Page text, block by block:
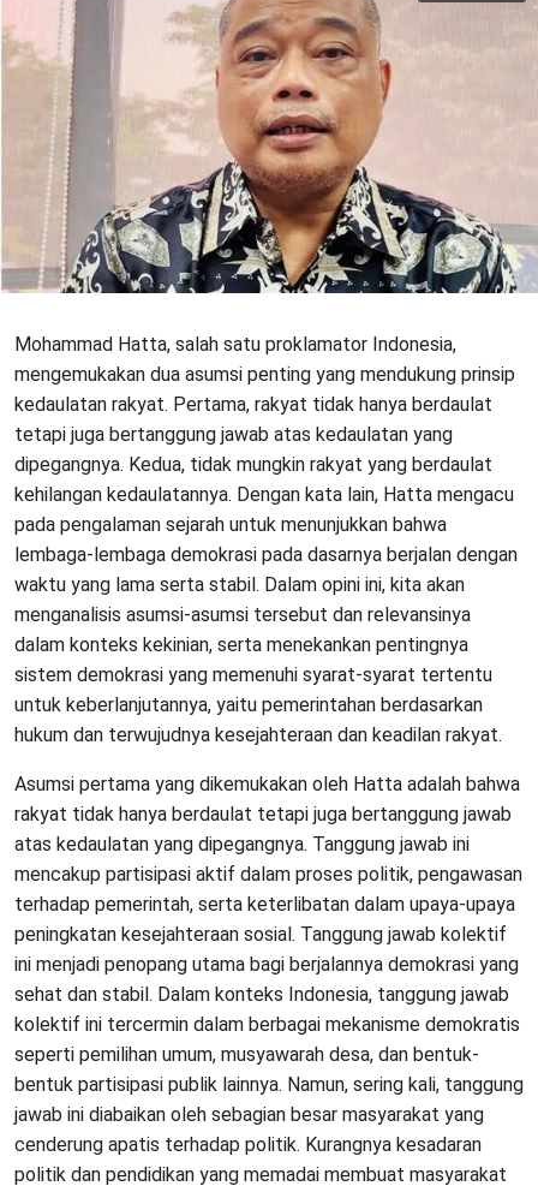
Mohammad Hatta, salah satu proklamator Indonesia,
mengemukakan dua asumsi penting yang mendukung prinsip
kedaulatan rakyat. Pertama, rakyat tidak hanya berdaulat
tetapi juga bertanggung jawab atas kedaulatan yang
dipegangnya. Kedua, tidak mungkin rakyat yang berdaulat
kehilangan kedaulatannya. Dengan kata lain, Hatta mengacu
pada pengalaman sejarah untuk menunjukkan bahwa
lembaga-lembaga demokrasi pada dasarnya berjalan dengan
waktu yang lama serta stabil. Dalam opini ini, kita akan
menganalisis asumsi-asumsi tersebut dan relevansinya
dalam konteks kekinian, serta menekankan pentingnya
sistem demokrasi yang memenuhi syarat-syarat tertentu
untuk keberlanjutannya, yaitu pemerintahan berdasarkan
hukum dan terwujudnya kesejahteraan dan keadilan rakyat.
Asumsi pertama yang dikemukakan oleh Hatta adalah bahwa
rakyat tidak hanya berdaulat tetapi juga bertanggung jawab
atas kedaulatan yang dipegangnya. Tanggung jawab ini
mencakup partisipasi aktif dalam proses politik, pengawasan
terhadap pemerintah, serta keterlibatan dalam upaya-upaya
peningkatan kesejahteraan sosial. Tanggung jawab kolektif
ini menjadi penopang utama bagi berjalannya demokrasi yang
sehat dan stabil. Dalam konteks Indonesia, tanggung jawab
kolektif ini tercermin dalam berbagai mekanisme demokratis
seperti pemilihan umum, musyawarah desa, dan bentuk-
bentuk partisipasi publik lainnya. Namun, sering kali, tanggung
jawab ini diabaikan oleh sebagian besar masyarakat yang
cenderung apatis terhadap politik. Kurangnya kesadaran
politik dan pendidikan yang memadai membuat masyarakat